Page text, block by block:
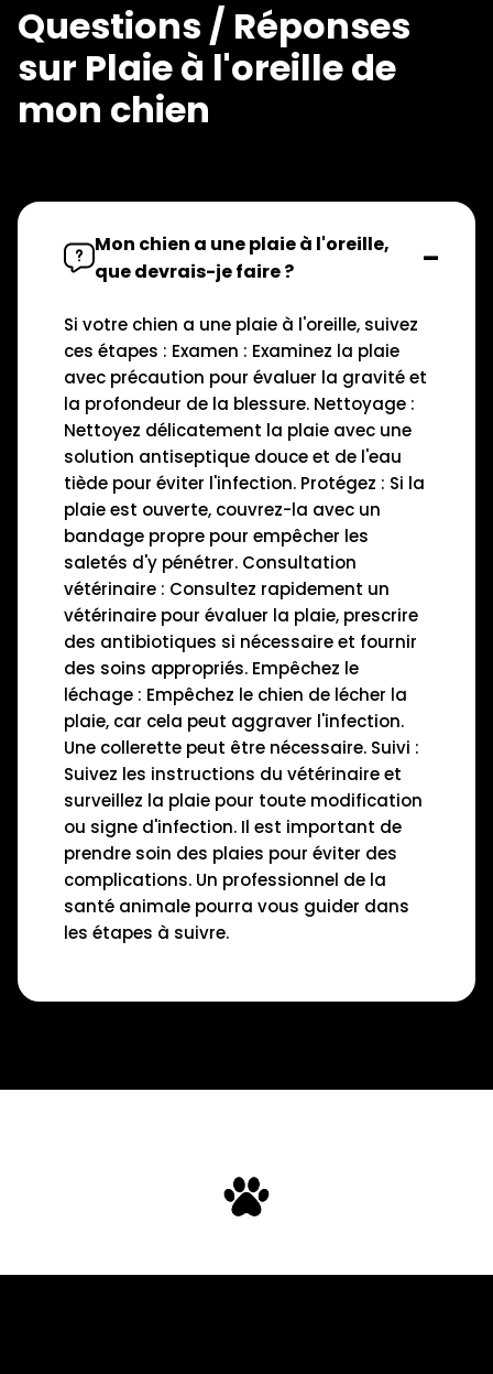
Questions / Réponses
sur Plaie à l'oreille de
mon chien
Mon chien a une plaie à l'oreille,
que devrais-je faire ?
Si votre chien a une plaie à l'oreille, suivez
ces étapes : Examen : Examinez la plaie
avec précaution pour évaluer la gravité et
la profondeur de la blessure. Nettoyage :
Nettoyez délicatement la plaie avec une
solution antiseptique douce et de l'eau
tiède pour éviter l'infection. Protégez : Si la
plaie est ouverte, couvrez-la avec un
bandage propre pour empêcher les
saletés d'y pénétrer. Consultation
vétérinaire : Consultez rapidement un
vétérinaire pour évaluer la plaie, prescrire
des antibiotiques si nécessaire et fournir
des soins appropriés. Empêchez le
léchage : Empêchez le chien de lécher la
plaie, car cela peut aggraver l'infection.
Une collerette peut être nécessaire. Suivi :
Suivez les instructions du vétérinaire et
surveillez la plaie pour toute modification
ou signe d'infection. Il est important de
prendre soin des plaies pour éviter des
complications. Un professionnel de la
santé animale pourra vous guider dans
les étapes à suivre.